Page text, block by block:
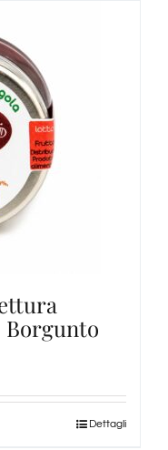
Borgunto
Dettagli